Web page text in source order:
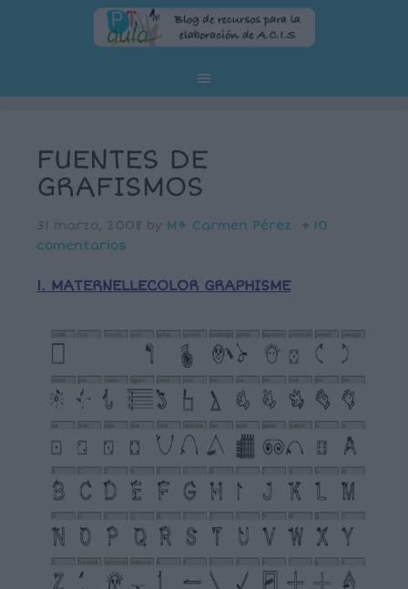
FUENTES DE
GRAFISMOS
31 marzo, 2008 by Mª Carmen Pérez
10
comentarios
1. MATERNELLECOLOR GRAPHISME